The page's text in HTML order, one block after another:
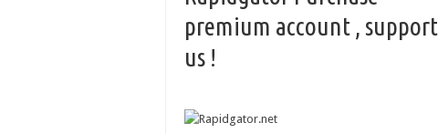
premium account , support
us !